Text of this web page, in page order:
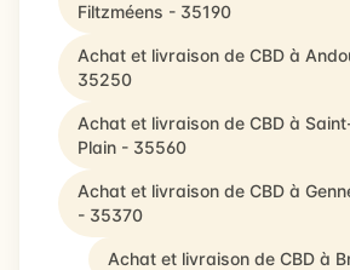
Filtzméens - 35190
Achat et livraison de CBD à
35250
Achat et livraison de CBD à
Plain - 35560
Achat et livraison de CBD à
- 35370
Achat et livraison de CBD à